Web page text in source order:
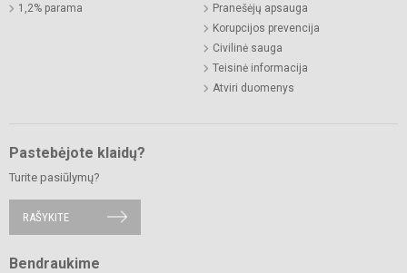
1,2% parama
Pranešėjų apsauga
Korupcijos prevencija
Civilinė sauga
Teisinė informacija
Atviri duomenys
Pastebėjote klaidų?
Turite pasiūlymų?
RAŠYKITE
Bendraukime